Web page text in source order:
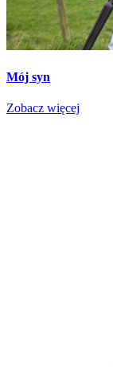
Mój syn
Zobacz więcej